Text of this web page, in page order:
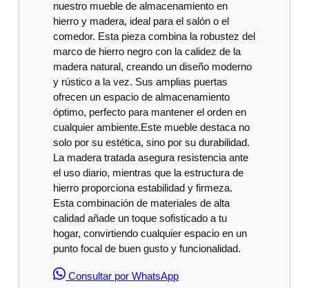
nuestro mueble de almacenamiento en
hierro y madera, ideal para el salón o el
comedor. Esta pieza combina la robustez del
marco de hierro negro con la calidez de la
madera natural, creando un diseño moderno
y rústico a la vez. Sus amplias puertas
ofrecen un espacio de almacenamiento
óptimo, perfecto para mantener el orden en
cualquier ambiente.Este mueble destaca no
solo por su estética, sino por su durabilidad.
La madera tratada asegura resistencia ante
el uso diario, mientras que la estructura de
hierro proporciona estabilidad y firmeza.
Esta combinación de materiales de alta
calidad añade un toque sofisticado a tu
hogar, convirtiendo cualquier espacio en un
punto focal de buen gusto y funcionalidad.
Consultar por WhatsApp